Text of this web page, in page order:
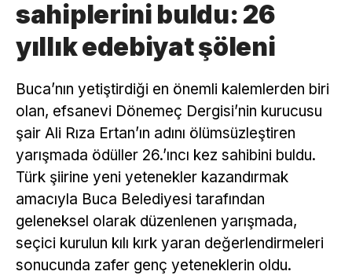
sahiplerini buldu: 26
yıllık edebiyat şöleni
Buca’nın yetiştirdiği en önemli kalemlerden biri
olan, efsanevi Dönemeç Dergisi’nin kurucusu
şair Ali Rıza Ertan’ın adını ölümsüzleştiren
yarışmada ödüller 26.’ıncı kez sahibini buldu.
Türk şiirine yeni yetenekler kazandırmak
amacıyla Buca Belediyesi tarafından
geleneksel olarak düzenlenen yarışmada,
seçici kurulun kılı kırk yaran değerlendirmeleri
sonucunda zafer genç yeteneklerin oldu.